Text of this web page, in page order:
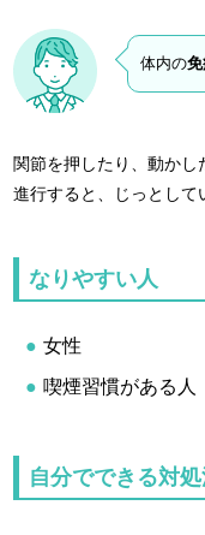
体内の
関節を押したり、動かし
進行すると、じっとして
なりやすい人
女性
喫煙習慣がある人
自分でできる対